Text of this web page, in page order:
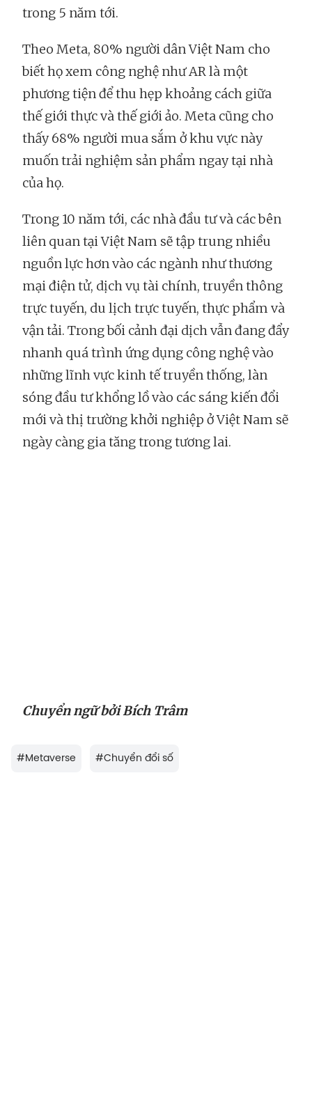
trong 5 năm tới.
Theo Meta, 80% người dân Việt Nam cho
biết họ xem công nghệ như AR là một
phương tiện để thu hẹp khoảng cách giữa
thế giới thực và thế giới ảo. Meta cũng cho
thấy 68% người mua sắm ở khu vực này
muốn trải nghiệm sản phẩm ngay tại nhà
của họ.
Trong 10 năm tới, các nhà đầu tư và các bên
liên quan tại Việt Nam sẽ tập trung nhiều
nguồn lực hơn vào các ngành như thương
mại điện tử, dịch vụ tài chính, truyền thông
trực tuyến, du lịch trực tuyến, thực phẩm và
vận tải. Trong bối cảnh đại dịch vẫn đang đẩy
nhanh quá trình ứng dụng công nghệ vào
những lĩnh vực kinh tế truyền thống, làn
sóng đầu tư khổng lồ vào các sáng kiến đổi
mới và thị trường khởi nghiệp ở Việt Nam sẽ
ngày càng gia tăng trong tương lai.
Chuyển ngữ bởi Bích Trâm
#Metaverse #Chuyển đổi số